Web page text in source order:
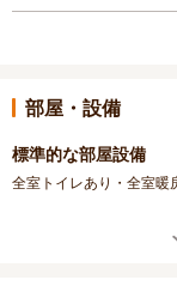
部屋・設備
標準的な部屋設備
全室トイレあり・全室暖